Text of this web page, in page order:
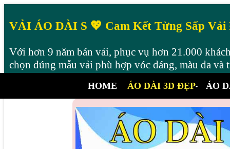
VẢI ÁO DÀI S 💖 Cam Kết Từng Sấp
Với hơn 9 năm bán vải, phục vụ hơn 21.000
chọn đúng mẫu vải phù hợp vóc dáng, màu da
HOME ÁO DÀI 3D ĐẸP ÁO